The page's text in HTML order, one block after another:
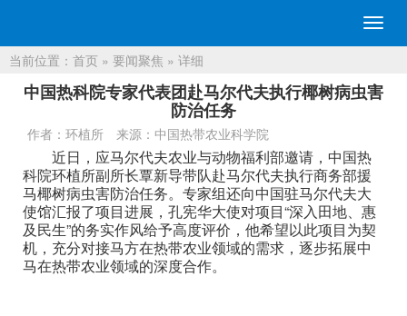
切
换
航
当前位置： 首页 » 要闻聚焦 » 详细
中国热科院专家代表团赴马尔代夫执行椰树病虫害
防治任务
作者：环植所 来源：中国热带农业科学院
近日，应马尔代夫农业与动物福利部邀请，中国热
科院环植所副所长覃新导带队赴马尔代夫执行商务部援
马椰树病虫害防治任务。专家组还向中国驻马尔代夫大
使馆汇报了项目进展，孔宪华大使对项目“深入田地、惠
及民生”的务实作风给予高度评价，他希望以此项目为契
机，充分对接马方在热带农业领域的需求，逐步拓展中
马在热带农业领域的深度合作。